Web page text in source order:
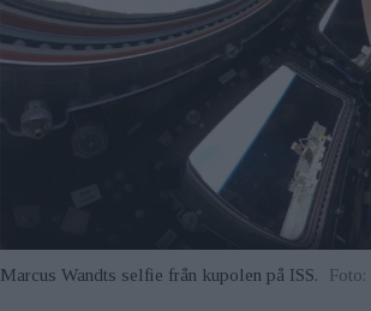
Marcus Wandts selfie från kupolen på ISS.